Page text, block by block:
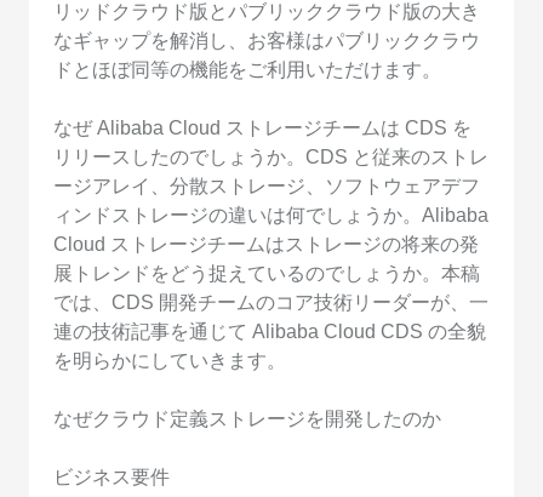
リッドクラウド版とパブリッククラウド版の大き
なギャップを解消し、お客様はパブリッククラウ
ドとほぼ同等の機能をご利用いただけます。
なぜ Alibaba Cloud ストレージチームは CDS を
リリースしたのでしょうか。CDS と従来のストレ
ージアレイ、分散ストレージ、ソフトウェアデフ
ィンドストレージの違いは何でしょうか。Alibaba
Cloud ストレージチームはストレージの将来の発
展トレンドをどう捉えているのでしょうか。本稿
では、CDS 開発チームのコア技術リーダーが、一
連の技術記事を通じて Alibaba Cloud CDS の全貌
を明らかにしていきます。
なぜクラウド定義ストレージを開発したのか
ビジネス要件